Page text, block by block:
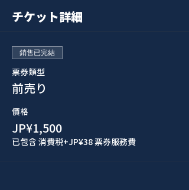
チケット詳細
銷售已完結
票券類型
前売り
價格
JP¥1,500
已包含 消費税+JP¥38 票券服務費